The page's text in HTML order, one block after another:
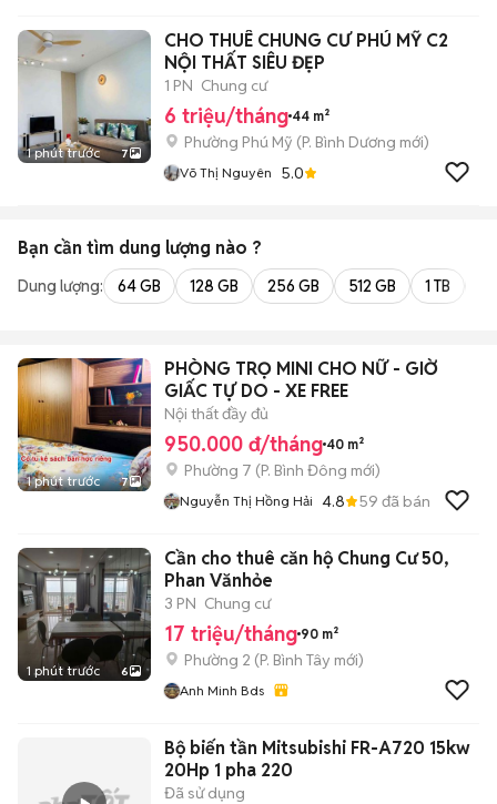
1 phút trước 7
CHO THUÊ CHUNG CƯ PHÚ MỸ C2
NỘI THẤT SIÊU ĐẸP
1 PN Chung cư
6 triệu/tháng 44 m²
Phường Phú Mỹ (P. Bình Dương mới)
Võ Thị Nguyên 5.0
Bạn cần tìm dung lượng nào ?
Dung lượng: 64 GB 128 GB 256 GB 512 GB 1 TB
1 phút trước 7
PHÒNG TRỌ MINI CHO NỮ - GIỜ
GIẤC TỰ DO - XE FREE
Nội thất đầy đủ
950.000 đ/tháng 40 m²
Phường 7 (P. Bình Đông mới)
Nguyễn Thị Hồng Hải 4.8 59 đã bán
1 phút trước 6
Cần cho thuê căn hộ Chung Cư 50,
Phan Vănhỏe
3 PN Chung cư
17 triệu/tháng 90 m²
Phường 2 (P. Bình Tây mới)
Anh Minh Bds
Bộ biến tần Mitsubishi FR-A720 15kw
20Hp 1 pha 220
Đã sử dụng